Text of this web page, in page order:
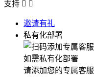
支持  
邀请有礼
私有化部署
如需私有化部署
请添加您的专属客服